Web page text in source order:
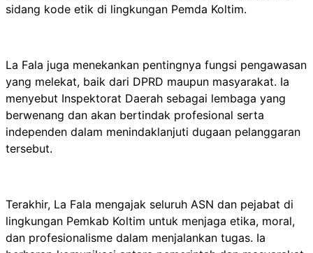
sidang kode etik di lingkungan Pemda Koltim.
La Fala juga menekankan pentingnya fungsi pengawasan
yang melekat, baik dari DPRD maupun masyarakat. Ia
menyebut Inspektorat Daerah sebagai lembaga yang
berwenang dan akan bertindak profesional serta
independen dalam menindaklanjuti dugaan pelanggaran
tersebut.
Terakhir, La Fala mengajak seluruh ASN dan pejabat di
lingkungan Pemkab Koltim untuk menjaga etika, moral,
dan profesionalisme dalam menjalankan tugas. Ia